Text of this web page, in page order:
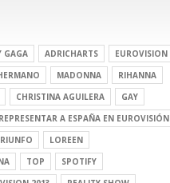
GAGA ADRICHARTS
EUROVISION
MADONNA
RIHANNA
CHRISTINA AGUILERA
GAY
A ESPAÑA EN EUROVISIÓN
LOREEN
TOP
SPOTIFY